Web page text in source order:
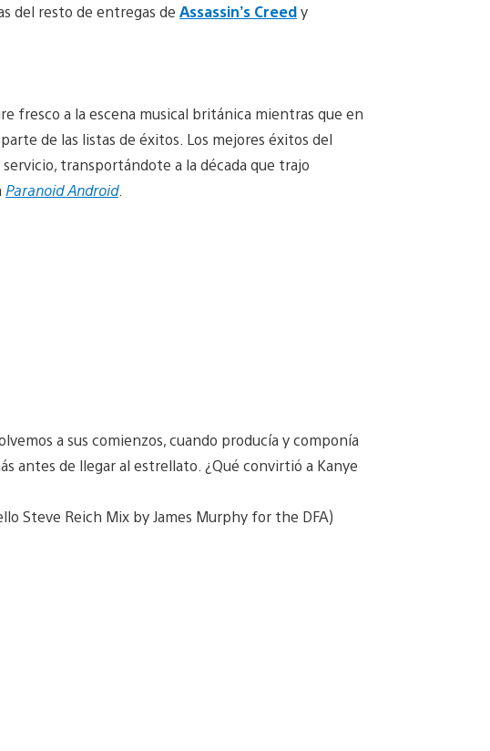
del resto de entregas de Assassin’s Creedy
fresco a la escena musical británica mientras que en
de las listas de éxitos. Los mejores éxitos del
transportándote a la década que trajo
Paranoid Android.
a sus comienzos, cuando producía y componía
antes de llegar al estrellato. ¿Qué convirtió a Kanye
Steve Reich Mix by James Murphy for the DFA)